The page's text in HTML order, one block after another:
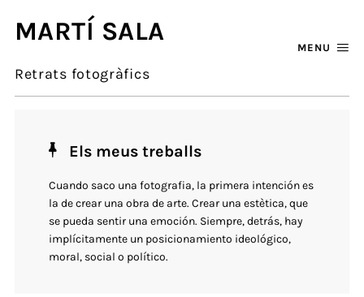
MARTÍ SALA
Retrats fotogràfics
MENU
Els meus treballs
Cuando saco una fotografia, la primera intención es
la de crear una obra de arte. Crear una estètica, que
se pueda sentir una emoción. Siempre, detrás, hay
implícitamente un posicionamiento ideológico,
moral, social o político.